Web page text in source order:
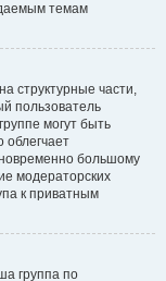
темам
структурные части,
пользователь
могут быть
облегчает
большому
модераторских
к приватным
группа по